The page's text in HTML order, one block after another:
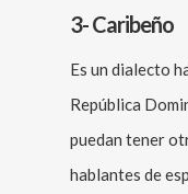
3- Caribeño
Es un dialecto
República
puedan tener
hablantes de